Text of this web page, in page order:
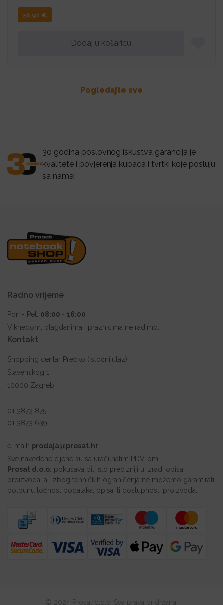
51,91 €
Dodaj u košaricu
Pogledajte sve
30 godina poslovnog iskustva garancija je
kvalitete i povjerenja kupaca i tvrtki koje posluju
sa nama!
Radno vrijeme
Pon - Pet: 08:00 - 16:00
Viknedom, blagdanima i praznicima ne radimo.
Kontakt
Shopping centar Prečko (istočni ulaz),
Slavenskog 1,
10000 Zagreb
01 3873 875
01 3873 639
e-mail: prodaja@prosat.hr
Sve navedene cijene su sa uračunatim PDV-om.
Prosat d.o.o. pokušava biti što precizniji u izradi opisa
proizvoda, ali zbog tehničkih ograničenja ne možemo garantirati
potpunu točnost podataka, opisa ili dostupnosti proizvoda.
© 2024 Prosat d.o.o. Sva prava pridržana.